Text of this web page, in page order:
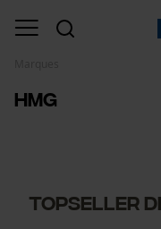
HMG
Topseller